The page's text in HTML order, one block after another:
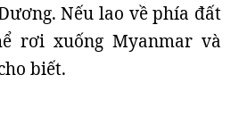
Nếu lao về phía đất
rơi xuống Myanmar và
biết.